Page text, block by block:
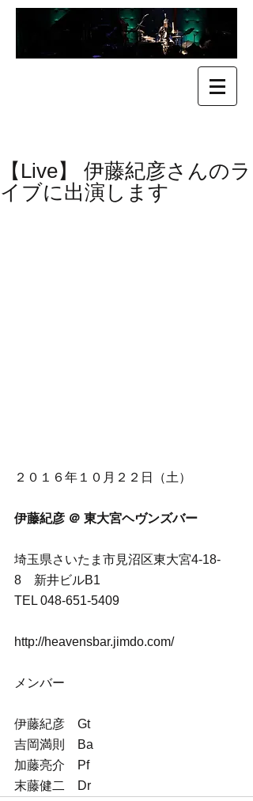
【Live】 伊藤紀彦さんのラ
イブに出演します
２０１６年１０月２２日（土）
伊藤紀彦 ＠ 東大宮ヘヴンズバー
埼玉県さいたま市見沼区東大宮4-18-
8　新井ビルB1
TEL 048-651-5409
http://heavensbar.jimdo.com/
メンバー
伊藤紀彦　Gt
吉岡満則　Ba
加藤亮介　Pf
末藤健二　Dr